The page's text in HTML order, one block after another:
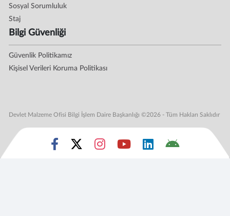
Sosyal Sorumluluk
Staj
Bilgi Güvenliği
Güvenlik Politikamız
Kişisel Verileri Koruma Politikası
Devlet Malzeme Ofisi Bilgi İşlem Daire Başkanlığı ©2026 - Tüm Hakları Saklıdır